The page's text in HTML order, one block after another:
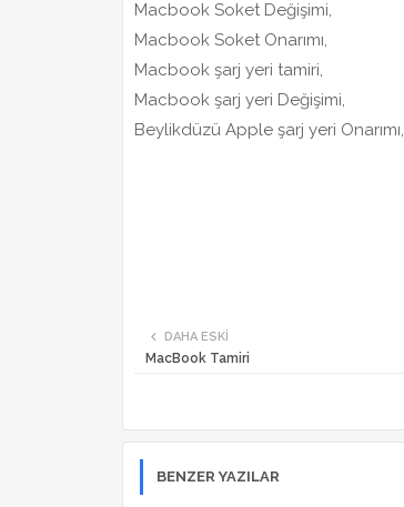
Macbook Soket Değişimi,
Macbook Soket Onarımı,
Macbook şarj yeri tamiri,
Macbook şarj yeri Değişimi,
Beylikdüzü Apple şarj yeri Onarımı,
DAHA ESKI
MacBook Tamiri
BENZER YAZILAR